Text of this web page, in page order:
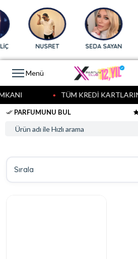
NUSRET SEDA SAYAN
Menü
TÜM KREDİ
PARFUMUNU BUL